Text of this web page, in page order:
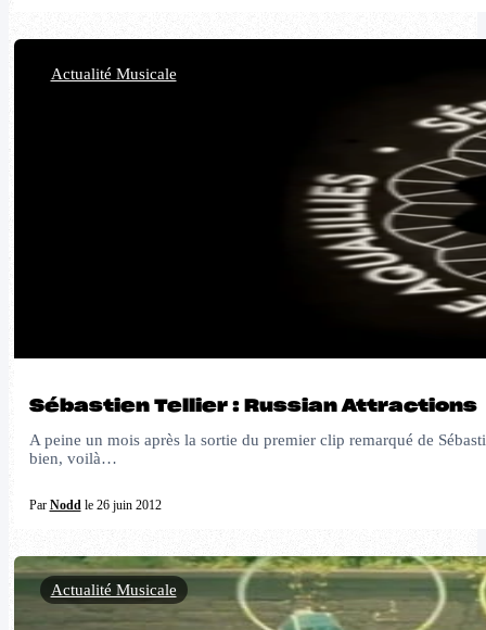
Sébastien Tellier : Russian Attractions
A peine un mois après la sortie du premier clip remarqué de
bien, voilà…
Par Noddle 26 juin 2012
Actualité Musicale
Actualité Musicale